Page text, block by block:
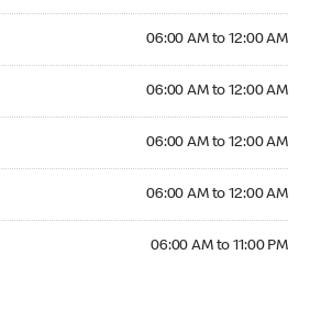
06:00 AM to 12:00 AM
06:00 AM to 12:00 AM
06:00 AM to 12:00 AM
06:00 AM to 12:00 AM
06:00 AM to 11:00 PM